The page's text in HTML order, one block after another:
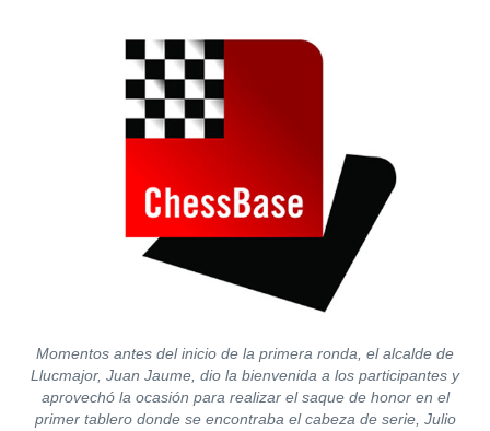
Momentos antes del inicio de la primera ronda, el alcalde de
Llucmajor, Juan Jaume, dio la bienvenida a los participantes y
aprovechó la ocasión para realizar el saque de honor en el
primer tablero donde se encontraba el cabeza de serie, Julio